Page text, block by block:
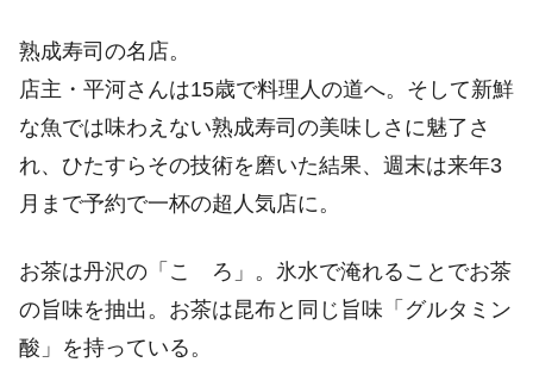
熟成寿司の名店。
店主・平河さんは15歳で料理人の道へ。そして新鮮
な魚では味わえない熟成寿司の美味しさに魅了さ
れ、ひたすらその技術を磨いた結果、週末は来年3
月まで予約で一杯の超人気店に。
お茶は丹沢の「こゝろ」。氷水で淹れることでお茶
の旨味を抽出。お茶は昆布と同じ旨味「グルタミン
酸」を持っている。